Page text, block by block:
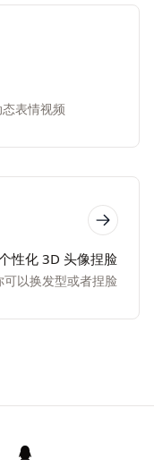
表情视频
性化 3D 头像捏脸
以换发型或者捏脸